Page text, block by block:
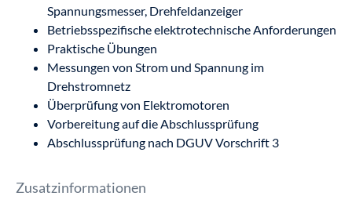
Spannungsmesser, Drehfeldanzeiger
Betriebsspezifische elektrotechnische Anforderungen
Praktische Übungen
Messungen von Strom und Spannung im
Drehstromnetz
Überprüfung von Elektromotoren
Vorbereitung auf die Abschlussprüfung
Abschlussprüfung nach DGUV Vorschrift 3
Zusatzinformationen